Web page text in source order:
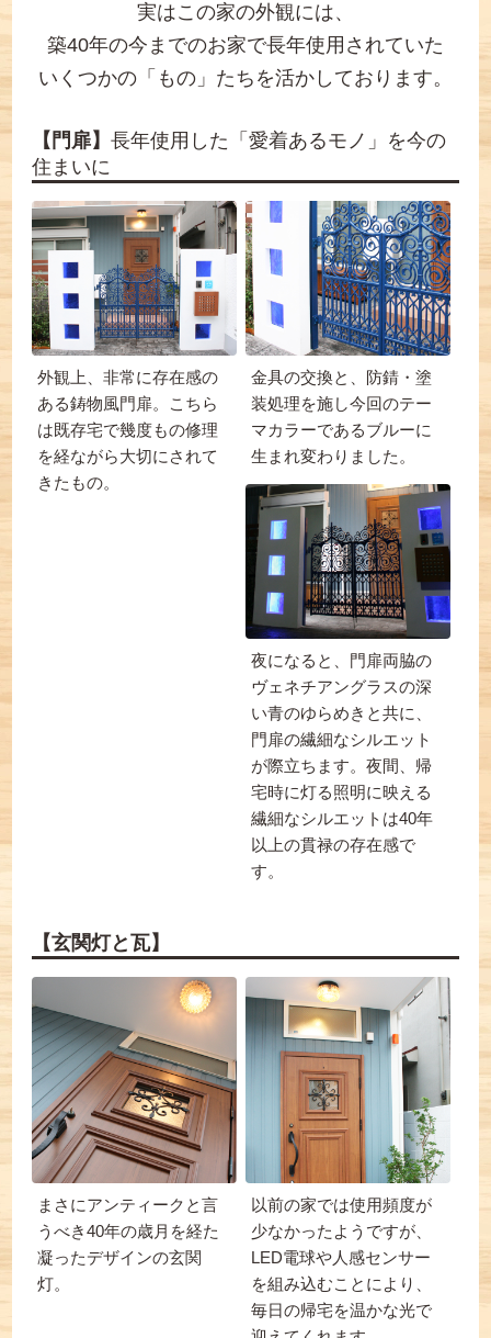
実はこの家の外観には、
築40年の今までのお家で長年使用されていた
いくつかの「もの」たちを活かしております。
【門扉】長年使用した「愛着あるモノ」を今の
住まいに
外観上、非常に存在感の
ある鋳物風門扉。こちら
は既存宅で幾度もの修理
を経ながら大切にされて
きたもの。
金具の交換と、防錆・塗
装処理を施し今回のテー
マカラーであるブルーに
生まれ変わりました。
夜になると、門扉両脇の
ヴェネチアングラスの深
い青のゆらめきと共に、
門扉の繊細なシルエット
が際立ちます。夜間、帰
宅時に灯る照明に映える
繊細なシルエットは40年
以上の貫禄の存在感で
す。
【玄関灯と瓦】
まさにアンティークと言
うべき40年の歳月を経た
凝ったデザインの玄関
灯。
以前の家では使用頻度が
少なかったようですが、
LED電球や人感センサー
を組み込むことにより、
毎日の帰宅を温かな光で